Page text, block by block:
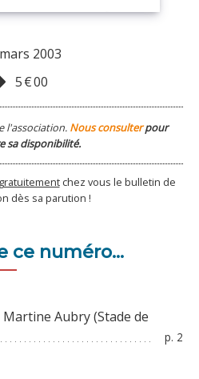
mars 2003
5€00
l'association. Nous consulterpour
sa disponibilité.
gratuitementchez vous le bulletin de
dès sa parution !
ce numéro...
Aubry (Stade de
p. 2